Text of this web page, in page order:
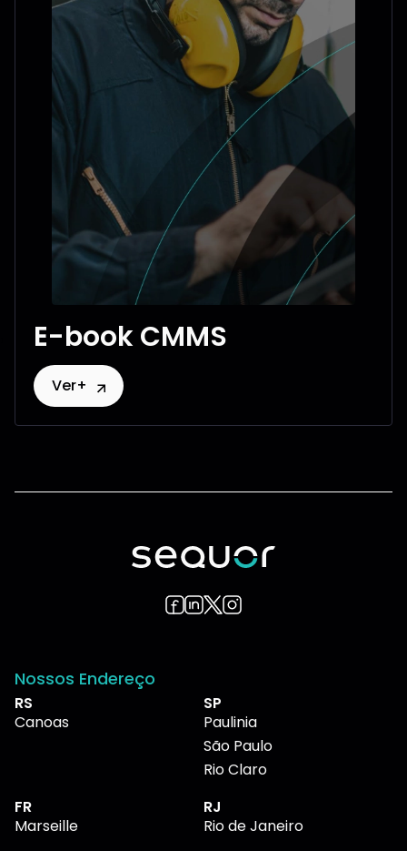
E-book CMMS
Ver+
Nossos Endereço
RS
Canoas
SP
Paulinia
São Paulo
Rio Claro
FR
Marseille
RJ
Rio de Janeiro